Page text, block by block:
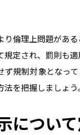
倫理上問題があ
定され、罰則も
規制対象となっ
を把握しましょう。
につい